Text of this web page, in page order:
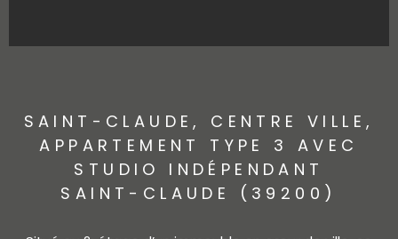
SAINT-CLAUDE, CENTRE VILLE,
APPARTEMENT TYPE 3 AVEC
STUDIO INDÉPENDANT
SAINT-CLAUDE (39200)